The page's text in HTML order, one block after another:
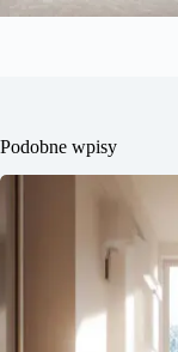
Podobne wpisy